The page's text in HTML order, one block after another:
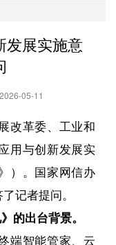
发展实施意
2026-05-11
革委、工业和
用与创新发展实
）。国家网信办
记者提问。
的出台背景。
智能管家、云